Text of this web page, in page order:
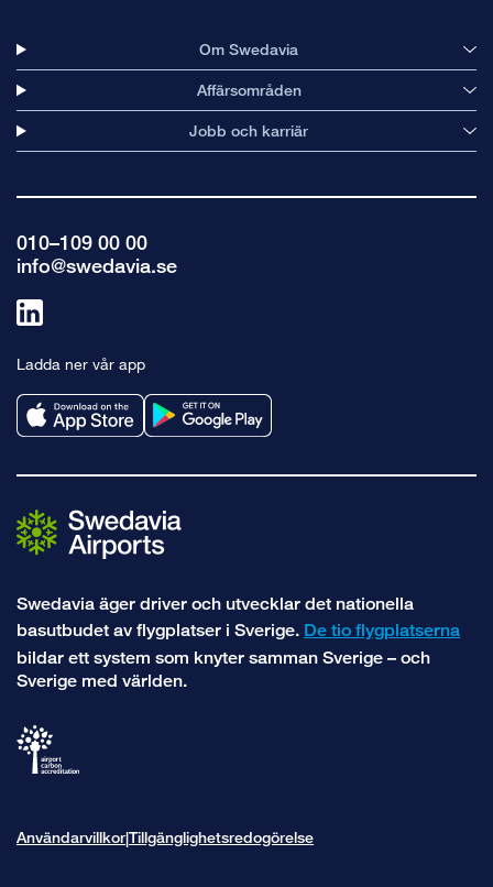
Om Swedavia
Affärsområden
Jobb och karriär
010–109 00 00
info@swedavia.se
linkedin
Ladda ner vår app
Swedavia äger driver och utvecklar det nationella
basutbudet av flygplatser i Sverige. De tio flygplatserna
bildar ett system som knyter samman Sverige – och
Sverige med världen.
Användarvillkor|Tillgänglighetsredogörelse